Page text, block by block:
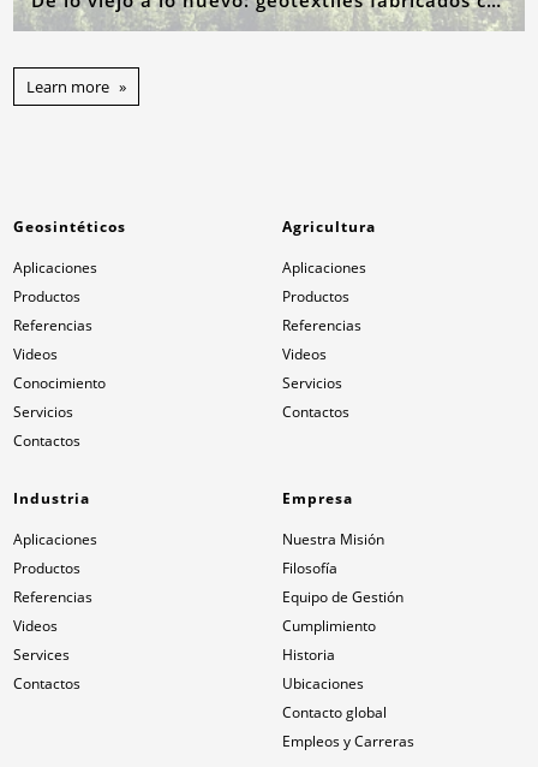
Learn more
Geosintéticos
Aplicaciones
Productos
Referencias
Videos
Conocimiento
Servicios
Contactos
Agricultura
Aplicaciones
Productos
Referencias
Videos
Servicios
Contactos
Industria
Aplicaciones
Productos
Referencias
Videos
Services
Contactos
Empresa
Nuestra Misión
Filosofía
Equipo de Gestión
Cumplimiento
Historia
Ubicaciones
Contacto global
Empleos y Carreras